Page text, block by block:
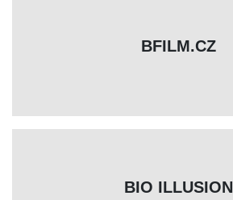
BFILM.CZ
BIO ILLUSION